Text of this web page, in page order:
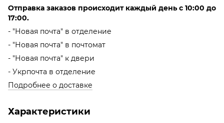
Отправка заказов происходит каждый день с 10:00 до
17:00.
- "Новая почта" в отделение
- "Новая почта" в почтомат
- "Новая почта" к двери
- Укрпочта в отделение
Подробнее о доставке
Характеристики